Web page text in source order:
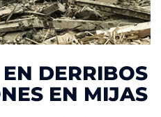
DERRIBOS
EN MIJAS